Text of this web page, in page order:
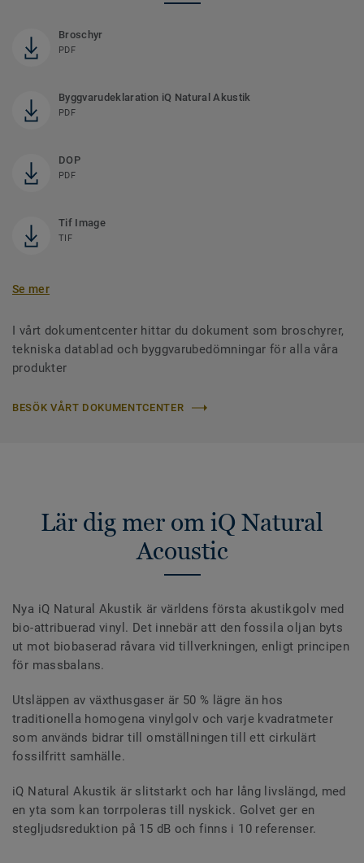
Broschyr
PDF
Byggvarudeklaration iQ Natural Akustik
PDF
DOP
PDF
Tif Image
TIF
Se mer
I vårt dokumentcenter hittar du dokument som broschyrer,
tekniska datablad och byggvarubedömningar för alla våra
produkter
BESÖK VÅRT DOKUMENTCENTER
Lär dig mer om iQ Natural
Acoustic
Nya iQ Natural Akustik är världens första akustikgolv med
bio-attribuerad vinyl. Det innebär att den fossila oljan byts
ut mot biobaserad råvara vid tillverkningen, enligt principen
för massbalans.
Utsläppen av växthusgaser är 50 % lägre än hos
traditionella homogena vinylgolv och varje kvadratmeter
som används bidrar till omställningen till ett cirkulärt
fossilfritt samhälle.
iQ Natural Akustik är slitstarkt och har lång livslängd, med
en yta som kan torrpoleras till nyskick. Golvet ger en
stegljudsreduktion på 15 dB och finns i 10 referenser.